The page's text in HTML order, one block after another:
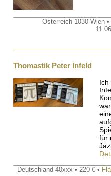
Österreich 1030 Wien •
Thomastik Peter Infeld
Ich
für
Deutschland 40xxx • 220 € •